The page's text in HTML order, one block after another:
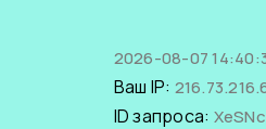
2026-08-07
Ваш IP:
ID запроса: